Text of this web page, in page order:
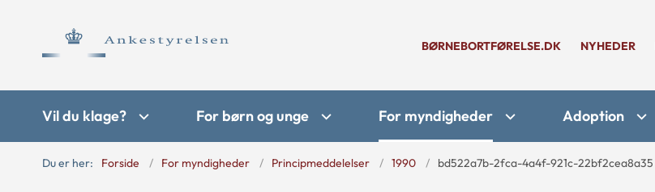
BØRNEBORTFØRELSE.DK NYHEDER
Vil du klage? For børn og unge For myndigheder Adoption
Du er her: Forside For myndigheder Principmeddelelser 1990 bd522a7b-2fca-4a4f-921c-22bf2cea8a35